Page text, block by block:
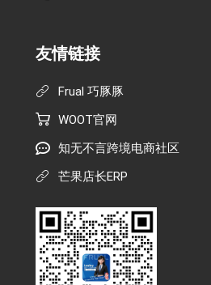
友情链接
Frual 巧豚豚
WOOT官网
知无不言跨境电商社区
芒果店长ERP